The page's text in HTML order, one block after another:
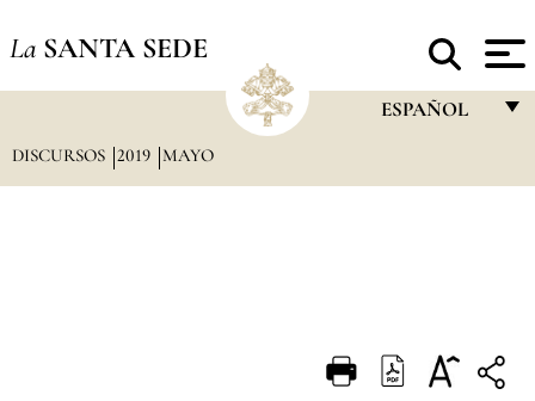
La SANTA SEDE
ESPAÑOL
DEUTSCH
DISCURSOS 2019 MAYO